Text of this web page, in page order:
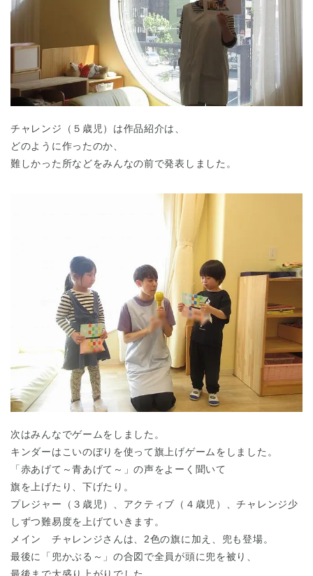
チャレンジ（５歳児）は作品紹介は、
どのように作ったのか、
難しかった所などをみんなの前で発表しました。
次はみんなでゲームをしました。
キンダーはこいのぼりを使って旗上げゲームをしました。
「赤あげて～青あげて～」の声をよーく聞いて
旗を上げたり、下げたり。
プレジャー（３歳児）、アクティブ（４歳児）、チャレンジ少
しずつ難易度を上げていきます。
メイン チャレンジさんは、2色の旗に加え、兜も登場。
最後に「兜かぶる～」の合図で全員が頭に兜を被り、